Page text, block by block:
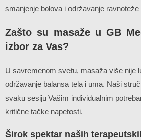
smanjenje bolova i održavanje
Zašto su masaže u GB
izbor za Vas?
U savremenom svetu, masaža više nije
održavanje balansa tela i uma. Naši
svaku sesiju Vašim individualnim
kritične tačke napetosti.
Širok spektar naših